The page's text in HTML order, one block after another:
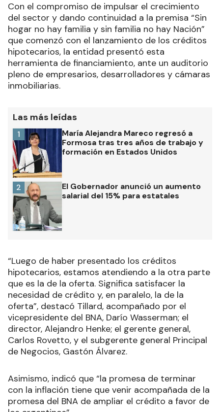
Con el compromiso de impulsar el crecimiento
del sector y dando continuidad a la premisa “Sin
hogar no hay familia y sin familia no hay Nación”
que comenzó con el lanzamiento de los créditos
hipotecarios, la entidad presentó esta
herramienta de financiamiento, ante un auditorio
pleno de empresarios, desarrolladores y cámaras
inmobiliarias.
Las más leídas
María Alejandra Mareco regresó a
Formosa tras tres años de trabajo y
formación en Estados Unidos
1
El Gobernador anunció un aumento
salarial del 15% para estatales
2
“Luego de haber presentado los créditos
hipotecarios, estamos atendiendo a la otra parte
que es la de la oferta. Significa satisfacer la
necesidad de crédito y, en paralelo, la de la
oferta”, destacó Tillard, acompañado por el
vicepresidente del BNA, Darío Wasserman; el
director, Alejandro Henke; el gerente general,
Carlos Rovetto, y el subgerente general Principal
de Negocios, Gastón Álvarez.
Asimismo, indicó que “la promesa de terminar
con la inflación tiene que venir acompañada de la
promesa del BNA de ampliar el crédito a favor de